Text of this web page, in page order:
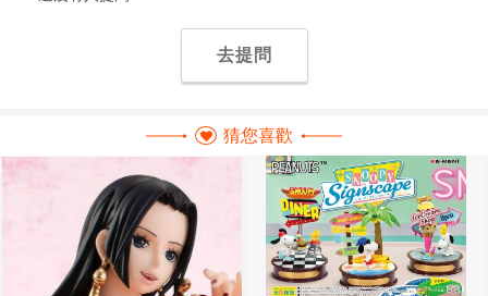
去提問
猜您喜歡